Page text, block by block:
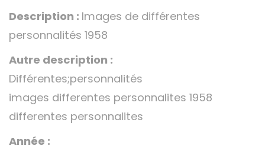
Description : Images de différentes
personnalités 1958
Autre description :
Différentes;personnalités
images differentes personnalites 1958
differentes personnalites
Année :